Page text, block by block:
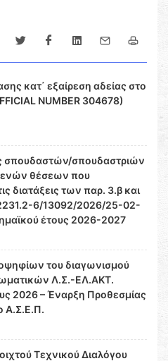
κατ΄ εξαίρεση αδείας στο
NUMBER 304678)
σπουδαστών/σπουδαστριών
θέσεων που
διατάξεις των παρ. 3.β και
6/13092/2026/25-02-
έτους 2026-2027
του διαγωνισμού
Λ.Σ.-ΕΛ.ΑΚΤ.
2026 – Έναρξη Προθεσμίας
Α.Σ.Ε.Π.
Τεχνικού Διαλόγου